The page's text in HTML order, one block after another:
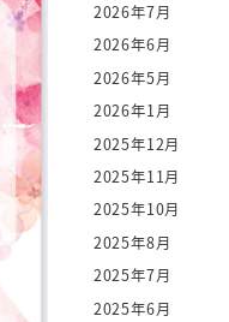
2026年7月
2026年6月
2026年5月
2026年1月
2025年12月
2025年11月
2025年10月
2025年8月
2025年7月
2025年6月